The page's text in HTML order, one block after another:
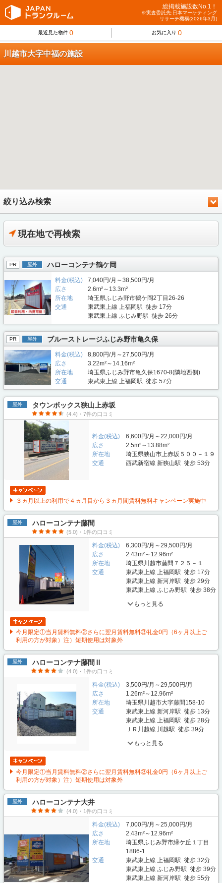
総掲載施設数No.1！
※実査委託先:日本マーケティング
リサーチ機構(2026年3月)
最近見た物件 0 お気に入り 0
川越市大字中福の施設
絞り込み検索
現在地で再検索
PR 屋外 ハローコンテナ鶴ケ岡
料金(税込)
7,040円/月～38,500円/月
広さ
2.6m²～13.3m²
所在地
埼玉県ふじみ野市鶴ケ岡2丁目26-26
交通
東武東上線 上福岡駅 徒歩 17分
東武東上線 ふじみ野駅 徒歩 26分
PR 屋外 ブルーストレージふじみ野市亀久保
料金(税込)
8,800円/月～27,500円/月
広さ
3.22m²～14.16m²
所在地
埼玉県ふじみ野市亀久保1670-8(隣地西側)
交通
東武東上線 上福岡駅 徒歩 57分
屋外 タウンボックス狭山上赤坂
(4.4)・7件の口コミ
料金(税込)
6,600円/月～22,000円/月
広さ
2.5m²～13.88m²
所在地
埼玉県狭山市上赤坂５００－１９
交通
西武新宿線 新狭山駅 徒歩 53分
３ヵ月以上の利用で４ヵ月目から３ヵ月間賃料無料キャンペーン実施中
屋外 ハローコンテナ藤間
(5.0)・1件の口コミ
料金(税込)
6,300円/月～29,500円/月
広さ
2.43m²～12.96m²
所在地
埼玉県川越市藤間７２５－１
交通
東武東上線 上福岡駅 徒歩 17分
東武東上線 新河岸駅 徒歩 29分
東武東上線 ふじみ野駅 徒歩 38分
もっと見る
今月限定①当月賃料無料②さらに翌月賃料無料③礼金0円（6ヶ月以上ご
利用の方が対象）注）短期使用は対象外
屋外 ハローコンテナ藤間Ⅱ
(4.0)・1件の口コミ
料金(税込)
3,500円/月～29,500円/月
広さ
1.26m²～12.96m²
所在地
埼玉県川越市大字藤間158-10
交通
東武東上線 新河岸駅 徒歩 13分
東武東上線 上福岡駅 徒歩 28分
ＪＲ川越線 川越駅 徒歩 39分
もっと見る
今月限定①当月賃料無料②さらに翌月賃料無料③礼金0円（6ヶ月以上ご
利用の方が対象）注）短期使用は対象外
屋外 ハローコンテナ大井
(4.0)・1件の口コミ
料金(税込)
7,000円/月～25,000円/月
広さ
2.43m²～12.96m²
所在地
埼玉県ふじみ野市緑ケ丘１丁目
1886-1
交通
東武東上線 上福岡駅 徒歩 32分
東武東上線 ふじみ野駅 徒歩 39分
東武東上線 新河岸駅 徒歩 55分